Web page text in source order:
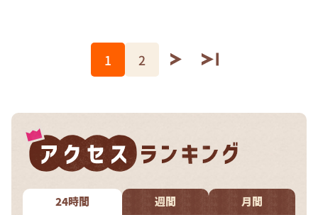
1 2
24時間 週間 月間